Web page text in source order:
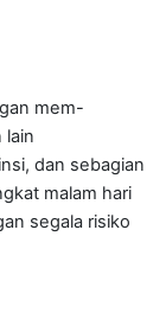
mem-
lain
dan sebagian
malam hari
segala risiko